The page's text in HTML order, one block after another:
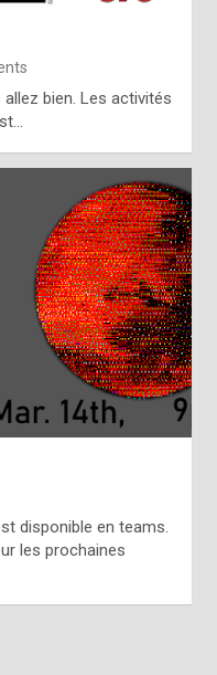
bien. Les activités
disponible en teams.
les prochaines